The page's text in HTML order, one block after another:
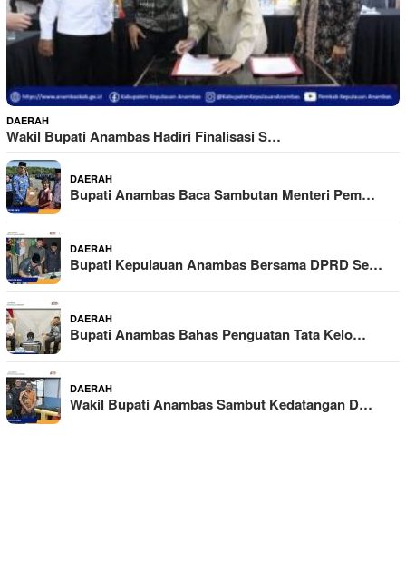
DAERAH
Wakil Bupati Anambas Hadiri Finalisasi S…
DAERAH
Bupati Anambas Baca Sambutan Menteri Pem…
DAERAH
Bupati Kepulauan Anambas Bersama DPRD Se…
DAERAH
Bupati Anambas Bahas Penguatan Tata Kelo…
DAERAH
Wakil Bupati Anambas Sambut Kedatangan D…